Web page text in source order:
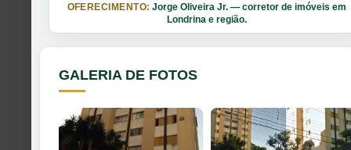
OFERECIMENTO: Jorge Oliveira Jr. — corretor de imóveis em
Londrina e região.
GALERIA DE FOTOS